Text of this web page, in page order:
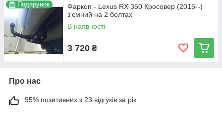
Подарунок
Фаркоп - Lexus RX 350 Кросовер (2015--)
з'ємний на 2 болтах
В наявності
3 720 ₴
Про нас
95% позитивних з 23 відгуків за рік